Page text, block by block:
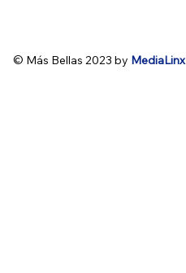
© Más Bellas 2023 by MediaLinx